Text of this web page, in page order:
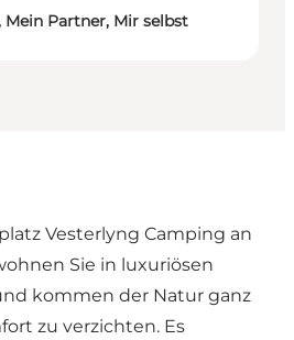
Mein Partner, Mir selbst
Vesterlyng Camping an
Sie in luxuriösen
kommen der Natur ganz
zu verzichten. Es